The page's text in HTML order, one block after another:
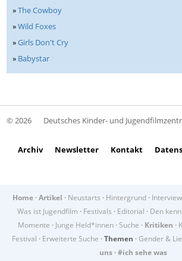
»The Cowboy
»Wild Foxes
»Girls Don't Cry
» Babystar
© 2026 Deutsches Kinder- und
Archiv Newsletter Kontakt
Home · Artikel · Neustarts · Hintergrund ·
Was ist Jugendfilm · Festivals · Editorial · Den
Momente · Junge Held*innen · Suche · Kritiken ·
Festival · Erweiterte Suche · Themen · Gender &
uns · #ich sehe was